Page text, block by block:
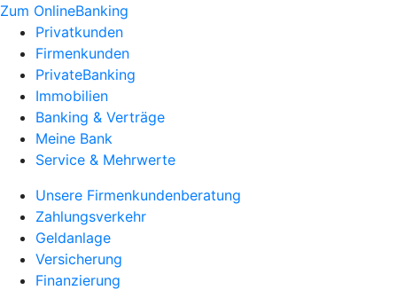
Zum OnlineBanking
Privatkunden
Firmenkunden
PrivateBanking
Immobilien
Banking & Verträge
Meine Bank
Service & Mehrwerte
Unsere Firmenkundenberatung
Zahlungsverkehr
Geldanlage
Versicherung
Finanzierung